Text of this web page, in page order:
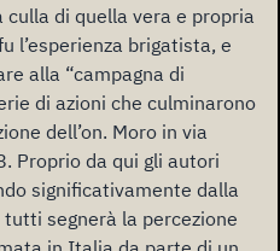
di quella vera e propria
l’esperienza brigatista, e
alla “campagna di
di azioni che culminarono
dell’on. Moro in via
Proprio da qui gli autori
significativamente dalla
tutti segnerà la percezione